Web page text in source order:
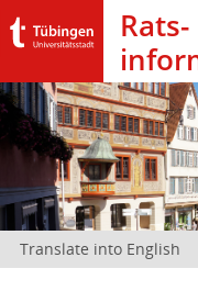
Rats­
Translate into English